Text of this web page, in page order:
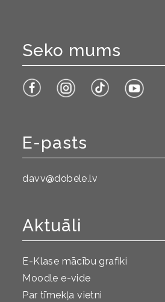
Seko mums
E-pasts
davv@dobele.lv
Aktuāli
E-Klase mācību grafiki
Moodle e-vide
Par tīmekļa vietni